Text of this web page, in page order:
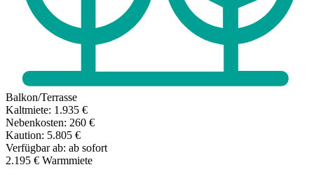
Balkon/Terrasse
Kaltmiete: 1.935 €
Nebenkosten: 260 €
Kaution: 5.805 €
Verfügbar ab: ab sofort
2.195 € Warmmiete